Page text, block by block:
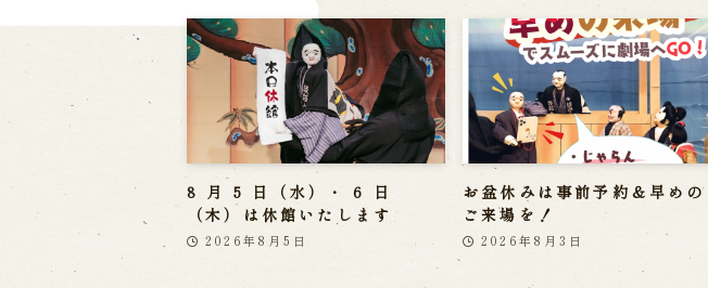
8 月 5 日（水）・ 6 日
（木）は休館いたします
2026年8月5日
お盆休みは事前予約＆早めの
ご来場を！
2026年8月3日